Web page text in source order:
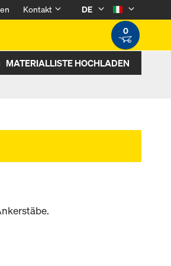
Kontakt
DE
0
MATERIALLISTE HOCHLADEN